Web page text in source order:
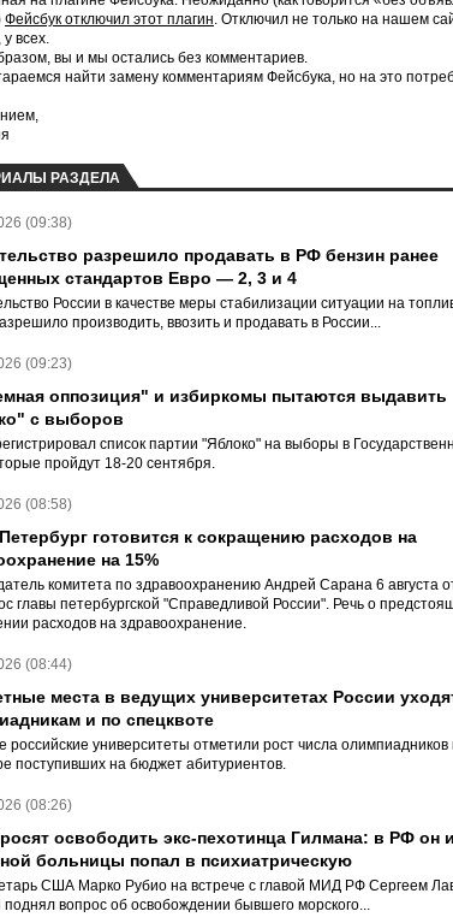
Фейсбук отключил этот плагин. Отключил не только на нашем
всех.
вы и мы остались без комментариев.
найти замену комментариям Фейсбука, но на это
РАЗДЕЛА
(09:38)
разрешило продавать в РФ бензин ранее
стандартов Евро — 2, 3 и 4
России в качестве меры стабилизации ситуации на
производить, ввозить и продавать в России...
(09:23)
оппозиция" и избиркомы пытаются выдавить
с выборов
список партии "Яблоко" на выборы в
пройдут 18-20 сентября.
(08:58)
готовится к сокращению расходов на
на 15%
комитета по здравоохранению Андрей Сарана 6 августа
главы петербургской "Справедливой России". Речь о
расходов на здравоохранение.
(08:44)
места в ведущих университетах России
и по спецквоте
российские университеты отметили рост числа олимпиадников
поступивших на бюджет абитуриентов.
(08:26)
освободить экс-пехотинца Гилмана: в РФ он
больницы попал в психиатрическую
США Марко Рубио на встрече с главой МИД РФ Сергеем
вопрос об освобождении бывшего морского...